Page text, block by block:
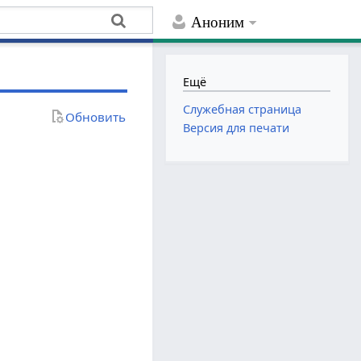
Аноним
Обновить
Ещё
Служебная страница
Версия для печати